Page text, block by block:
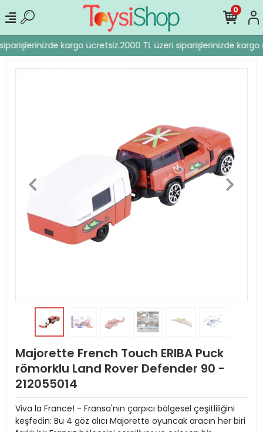
kargo ücretsiz.2000 TL üzeri siparişlerinizde kargo
0
Majorette French Touch ERIBA Puck
römorklu Land Rover Defender 90 -
212055014
Viva la France! - Fransa'nın çarpıcı bölgesel çeşitliliğini
keşfedin: Bu 4 göz alıcı Majorette oyuncak aracın her biri